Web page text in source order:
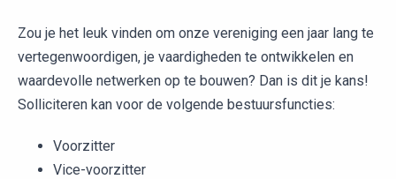
Zou je het leuk vinden om onze vereniging een jaar lang te
vertegenwoordigen, je vaardigheden te ontwikkelen en
waardevolle netwerken op te bouwen? Dan is dit je kans!
Solliciteren kan voor de volgende bestuursfuncties:
Voorzitter
Vice-voorzitter